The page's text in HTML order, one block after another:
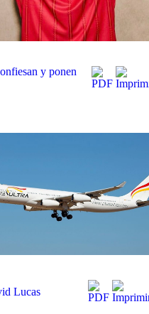
y ponen
Lucas